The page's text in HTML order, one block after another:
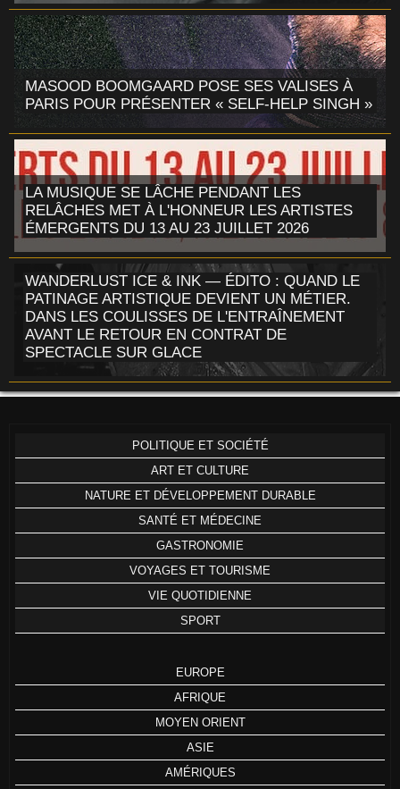
MASOOD BOOMGAARD POSE SES VALISES À
PARIS POUR PRÉSENTER « SELF-HELP SINGH »
LA MUSIQUE SE LÂCHE PENDANT LES
RELÂCHES MET À L'HONNEUR LES ARTISTES
ÉMERGENTS DU 13 AU 23 JUILLET 2026
WANDERLUST ICE & INK — ÉDITO : QUAND LE
PATINAGE ARTISTIQUE DEVIENT UN MÉTIER.
DANS LES COULISSES DE L'ENTRAÎNEMENT
AVANT LE RETOUR EN CONTRAT DE
SPECTACLE SUR GLACE
POLITIQUE ET SOCIÉTÉ
ART ET CULTURE
NATURE ET DÉVELOPPEMENT DURABLE
SANTÉ ET MÉDECINE
GASTRONOMIE
VOYAGES ET TOURISME
VIE QUOTIDIENNE
SPORT
EUROPE
AFRIQUE
MOYEN ORIENT
ASIE
AMÉRIQUES